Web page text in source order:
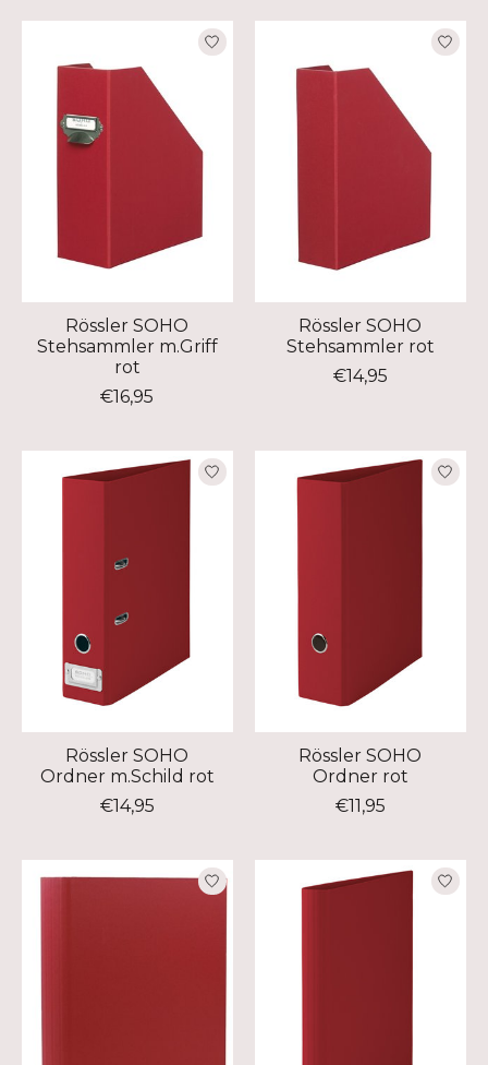
Rössler SOHO
Stehsammler m.Griff
rot
€16,95
Rössler SOHO
Stehsammler rot
€14,95
Rössler SOHO
Ordner m.Schild rot
€14,95
Rössler SOHO
Ordner rot
€11,95